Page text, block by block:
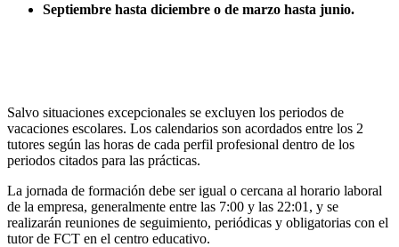
Septiembre hasta diciembre o de marzo hasta junio.
Salvo situaciones excepcionales se excluyen los periodos de
vacaciones escolares. Los calendarios son acordados entre los 2
tutores según las horas de cada perfil profesional dentro de los
periodos citados para las prácticas.
La jornada de formación debe ser igual o cercana al horario laboral
de la empresa, generalmente entre las 7:00 y las 22:01, y se
realizarán reuniones de seguimiento, periódicas y obligatorias con el
tutor de FCT en el centro educativo.